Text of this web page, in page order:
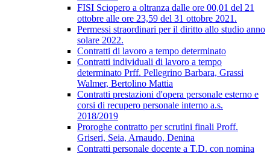
FISI Sciopero a oltranza dalle ore 00,01 del 21
ottobre alle ore 23,59 del 31 ottobre 2021.
Permessi straordinari per il diritto allo studio anno
solare 2022.
Contratti di lavoro a tempo determinato
Contratti individuali di lavoro a tempo
determinato Prff. Pellegrino Barbara, Grassi
Walmer, Bertolino Mattia
Contratti prestazioni d'opera personale esterno e
corsi di recupero personale interno a.s.
2018/2019
Proroghe contratto per scrutini finali Proff.
Griseri, Seia, Arnaudo, Denina
Contratti personale docente a T.D. con nomina